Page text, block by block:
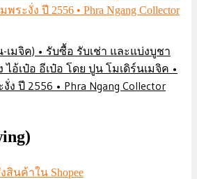
น-เมจิค) • รับซื้อ รับเช่า และแบ่งบูชา
ไอ้เป๋อ อีเป๋อ โดย ปูน โมเดิร์นเมจิค •
ปี 2556 • Phra Ngang Collector
สินค้าใน Shopee